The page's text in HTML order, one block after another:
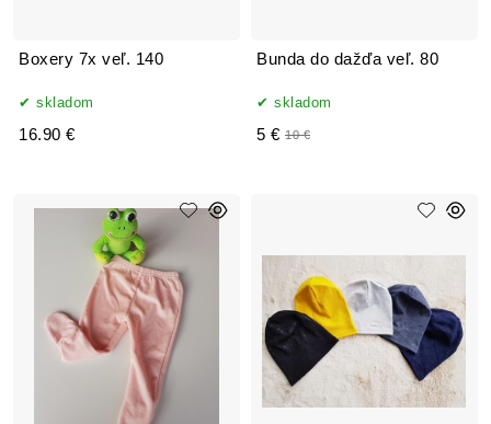
Boxery 7x veľ. 140
skladom
16.90 €
Bunda do dažďa veľ. 80
skladom
5 € 10 €